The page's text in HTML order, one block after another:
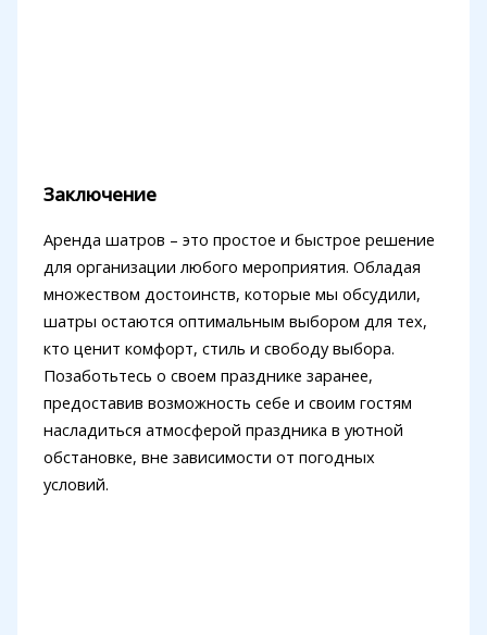
Заключение
Аренда шатров – это простое и быстрое решение
для организации любого мероприятия. Обладая
множеством достоинств, которые мы обсудили,
шатры остаются оптимальным выбором для тех,
кто ценит комфорт, стиль и свободу выбора.
Позаботьтесь о своем празднике заранее,
предоставив возможность себе и своим гостям
насладиться атмосферой праздника в уютной
обстановке, вне зависимости от погодных
условий.